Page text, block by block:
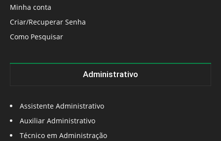
Minha conta
Criar/Recuperar Senha
Como Pesquisar
Administrativo
Assistente Administrativo
Auxiliar Administrativo
Técnico em Administração